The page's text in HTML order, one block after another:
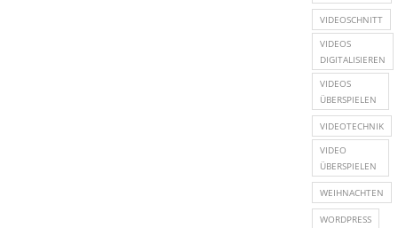
VIDEOSCHNITT
VIDEOS
DIGITALISIEREN
VIDEOS
ÜBERSPIELEN
VIDEOTECHNIK
VIDEO
ÜBERSPIELEN
WEIHNACHTEN
WORDPRESS